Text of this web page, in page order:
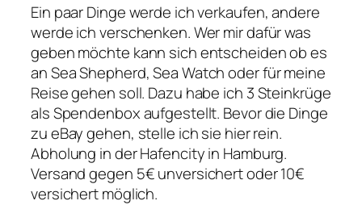
Ein paar Dinge werde ich verkaufen, andere
werde ich verschenken. Wer mir dafür was
geben möchte kann sich entscheiden ob es
an Sea Shepherd, Sea Watch oder für meine
Reise gehen soll. Dazu habe ich 3 Steinkrüge
als Spendenbox aufgestellt. Bevor die Dinge
zu eBay gehen, stelle ich sie hier rein.
Abholung in der Hafencity in Hamburg.
Versand gegen 5€ unversichert oder 10€
versichert möglich.